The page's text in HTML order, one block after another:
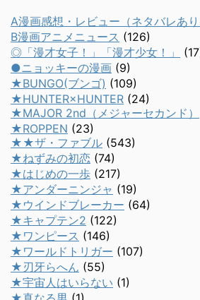
A漫画感想・レビュー（ネタバレあり
B漫画アニメニュース (126)
◎「漫才女子！」「漫才少女！」
●ニョッキーの漫画 (9)
★BUNGO(ブンゴ) (109)
★HUNTER×HUNTER (24)
★MAJOR 2nd（メジャーセカンド）
★ROPPEN (23)
★★ザ・ファブル (543)
★ねずみの初恋 (74)
★はじめの一歩 (217)
★アンダーニンジャ (19)
★ウインドブレーカー (64)
★キャプテン2 (122)
★ワンピース (146)
★ワールドトリガー (107)
★刃牙らへん (55)
★宇宙人はいらない (1)